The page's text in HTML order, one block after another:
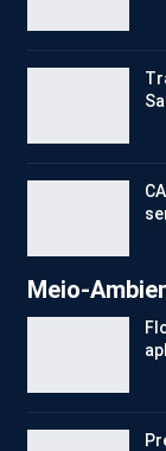
Meio-